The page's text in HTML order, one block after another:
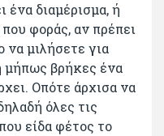
ένα διαμέρισμα, ή
φοράς, αν πρέπει
να μιλήσετε για
μήπως βρήκες ένα
Οπότε άρχισα να
όλες τις
είδα φέτος το